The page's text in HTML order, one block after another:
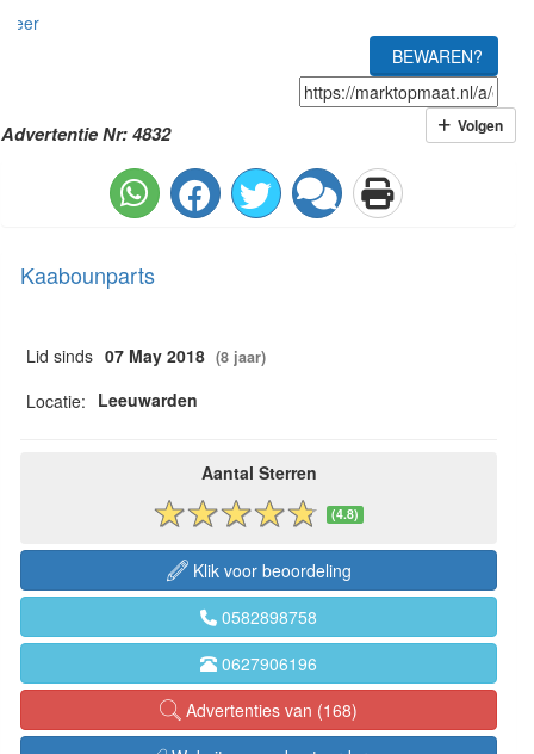
meer
BEWAREN?
Advertentie Nr: 4832 Volgen
Kaabounparts
Lid sinds 07 May 2018 (8 jaar)
Locatie: Leeuwarden
Aantal Sterren
(4.8)
Klik voor beoordeling
0582898758
0627906196
Advertenties van (168)